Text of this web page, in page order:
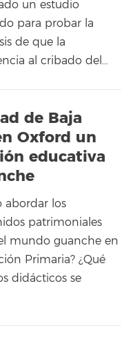
un estudio
para probar la
de que la
al cribado del…
de Baja
Oxford un
educativa
abordar los
patrimoniales
mundo guanche en
Primaria? ¿Qué
didácticos se